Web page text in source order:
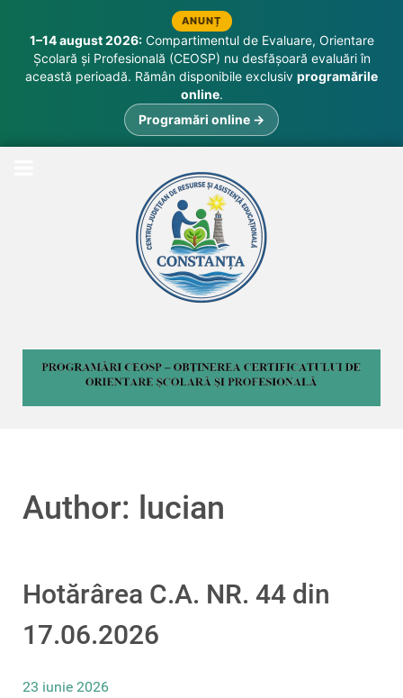
ANUNȚ
1–14 august 2026:Compartimentul de Evaluare, Orientare
Școlară și Profesională (CEOSP) nu desfășoară evaluări în
această perioadă. Rămân disponibile exclusiv programările
online.
Programări online →
Author: lucian
Hotărârea C.A. NR. 44 din
17.06.2026
23 iunie 2026